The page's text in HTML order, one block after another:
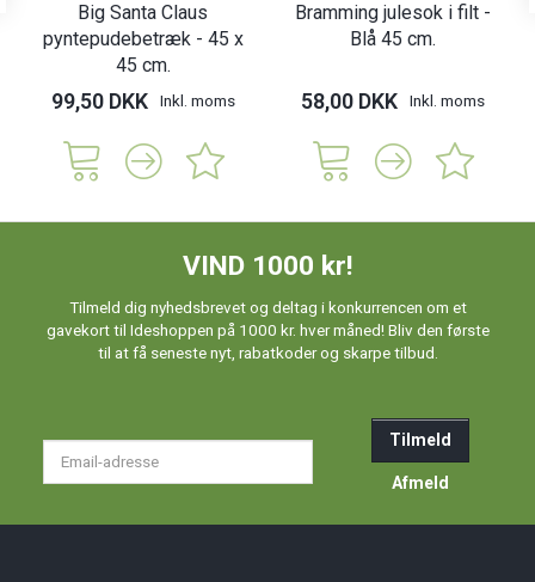
Big Santa Claus
pyntepudebetræk - 45 x
45 cm.
99,50 DKK Inkl. moms
Bramming julesok i filt -
Blå 45 cm.
58,00 DKK Inkl. moms
VIND 1000 kr!
Tilmeld dig nyhedsbrevet og deltag i konkurrencen om et
gavekort til Ideshoppen på 1000 kr. hver måned! Bliv den første
til at få seneste nyt, rabatkoder og skarpe tilbud.
Tilmeld
Afmeld